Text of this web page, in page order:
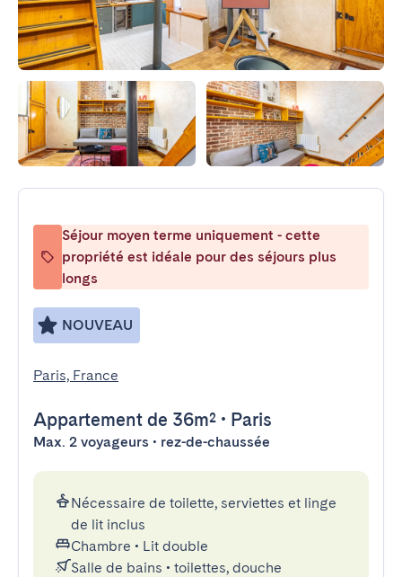
Séjour moyen terme uniquement - cette
propriété est idéale pour des séjours plus
longs
NOUVEAU
Paris, France
Appartement de 36m² • Paris
Max. 2 voyageurs • rez-de-chaussée
Nécessaire de toilette, serviettes et linge
de lit inclus
Chambre • Lit double
Salle de bains • toilettes, douche